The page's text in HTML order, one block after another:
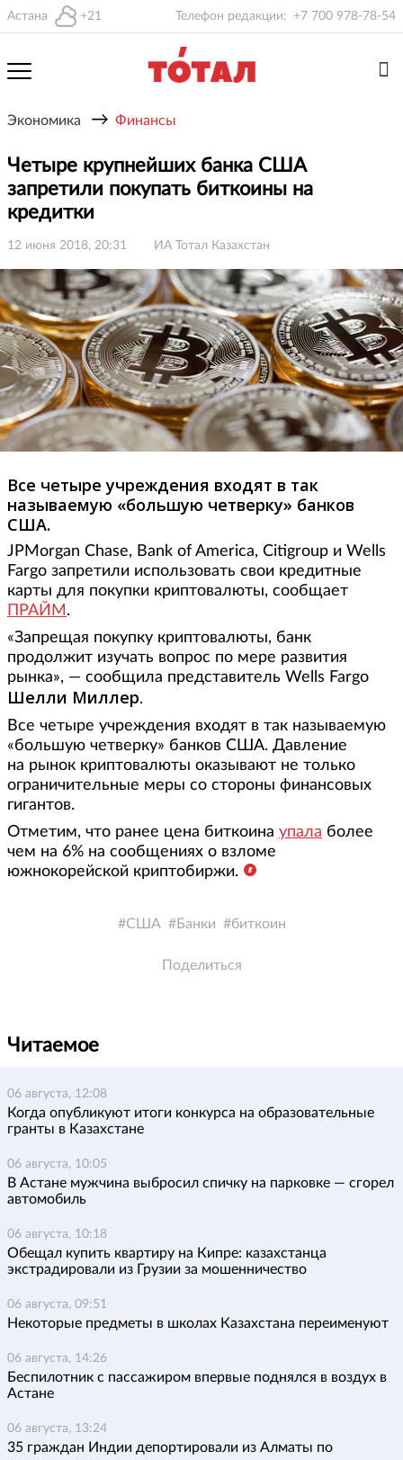
Астана +21 Телефон редакции: +7 700 978-78-54
Экономика → Финансы
Четыре крупнейших банка США
запретили покупать биткоины на
кредитки
12 июня 2018, 20:31 ИА Тотал Казахстан
Все четыре учреждения входят в так
называемую «большую четверку» банков
США.
JPMorgan Chase, Bank of America, Citigroup и Wells
Fargo запретили использовать свои кредитные
карты для покупки криптовалюты, cообщает
ПРАЙМ .
«Запрещая покупку криптовалюты, банк
продолжит изучать вопрос по мере развития
рынка», — сообщила представитель Wells Fargo
Шелли Миллер.
Все четыре учреждения входят в так называемую
«большую четверку» банков США. Давление
на рынок криптовалюты оказывают не только
ограничительные меры со стороны финансовых
гигантов.
Отметим, что ранее цена биткоина упала более
чем на 6% на сообщениях о взломе
южнокорейской криптобиржи.
США Банки биткоин
Поделиться
Читаемое
06 августа, 12:08
Когда опубликуют итоги конкурса на образовательные
гранты в Казахстане
06 августа, 10:05
В Астане мужчина выбросил спичку на парковке — сгорел
автомобиль
06 августа, 10:18
Обещал купить квартиру на Кипре: казахстанца
экстрадировали из Грузии за мошенничество
06 августа, 09:51
Некоторые предметы в школах Казахстана переименуют
06 августа, 14:26
Беспилотник с пассажиром впервые поднялся в воздух в
Астане
06 августа, 13:24
35 граждан Индии депортировали из Алматы по